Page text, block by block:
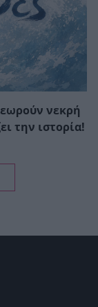
νεκρή
την ιστορία!